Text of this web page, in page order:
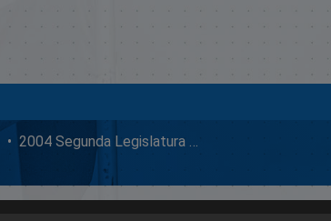
2004 Segunda Legislatura Ordinaria